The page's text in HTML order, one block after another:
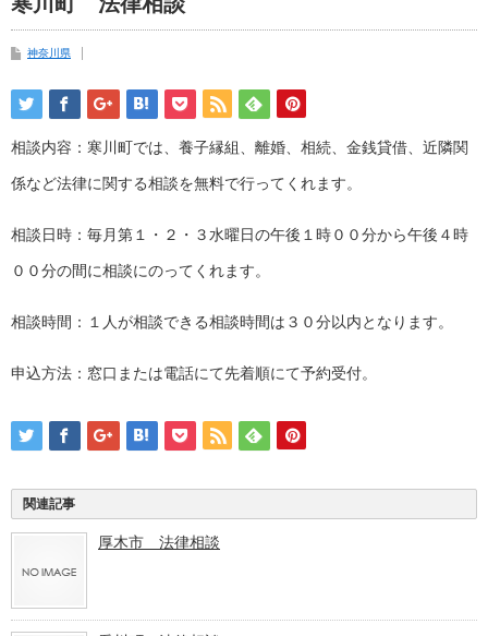
神奈川県
相談内容：寒川町では、養子縁組、離婚、相続、金銭貸借、近隣関
係など法律に関する相談を無料で行ってくれます。
相談日時：毎月第１・２・３水曜日の午後１時００分から午後４時
００分の間に相談にのってくれます。
相談時間：１人が相談できる相談時間は３０分以内となります。
申込方法：窓口または電話にて先着順にて予約受付。
関連記事
厚木市 法律相談